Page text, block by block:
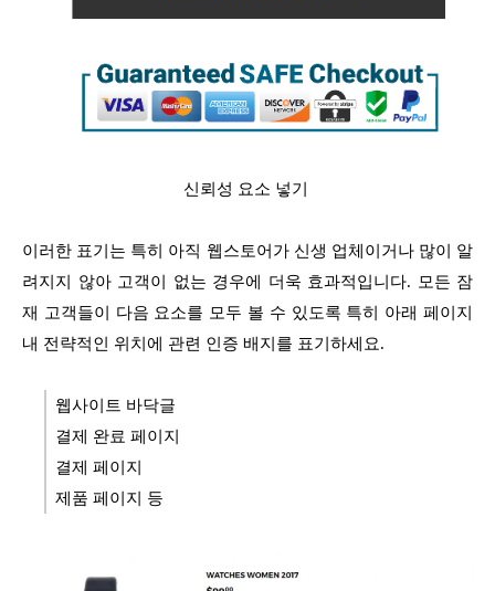
신뢰성 요소 넣기
이러한 표기는 특히 아직 웹스토어가 신생 업체이거나 많이 알
려지지 않아 고객이 없는 경우에 더욱 효과적입니다. 모든 잠
재 고객들이 다음 요소를 모두 볼 수 있도록 특히 아래 페이지
내 전략적인 위치에 관련 인증 배지를 표기하세요.
웹사이트 바닥글
결제 완료 페이지
결제 페이지
제품 페이지 등